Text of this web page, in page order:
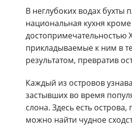
В неглубоких водах бухты
национальная кухня
достопримечательностью
прикладываемые к ним в
результатом, превратив
Каждый из островов
застывших во время
слона. Здесь есть
можно найти чудное